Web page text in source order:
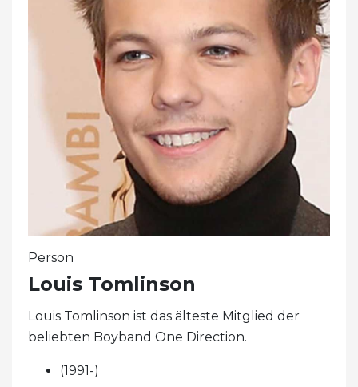
Person
Louis Tomlinson
Louis Tomlinson ist das älteste Mitglied der
beliebten Boyband One Direction.
(1991-)